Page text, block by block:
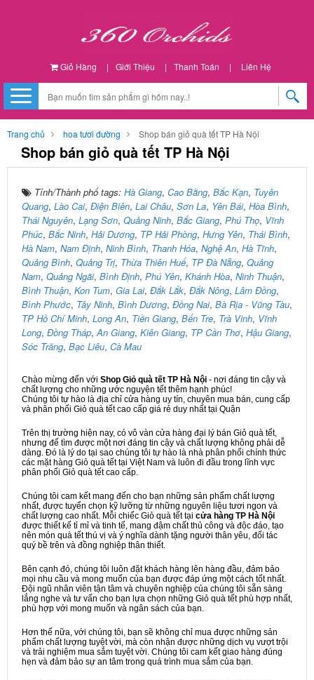
Giỏ Hàng | Giới Thiệu | Thanh Toán | Liên Hệ
Trang chủ hoa tươi đường Shop bán giỏ quà tết TP Hà Nội
Shop bán giỏ quà tết TP Hà Nội
Tỉnh/Thành phố tags: Hà Giang, Cao Bằng, Bắc Kạn, Tuyên
Quang, Lào Cai, Điện Biên, Lai Châu, Sơn La, Yên Bái, Hòa Bình,
Thái Nguyên, Lạng Sơn, Quảng Ninh, Bắc Giang, Phú Thọ, Vĩnh
Phúc, Bắc Ninh, Hải Dương, TP Hải Phòng, Hưng Yên, Thái Bình,
Hà Nam, Nam Định, Ninh Bình, Thanh Hóa, Nghệ An, Hà Tĩnh,
Quảng Bình, Quảng Trị, Thừa Thiên Huế, TP Đà Nẵng, Quảng
Nam, Quảng Ngãi, Bình Định, Phú Yên, Khánh Hòa, Ninh Thuận,
Bình Thuận, Kon Tum, Gia Lai, Đắk Lắk, Đắk Nông, Lâm Đồng,
Bình Phước, Tây Ninh, Bình Dương, Đồng Nai, Bà Rịa - Vũng Tàu,
TP Hồ Chí Minh, Long An, Tiền Giang, Bến Tre, Trà Vinh, Vĩnh
Long, Đồng Tháp,An Giang, Kiên Giang, TP Cần Thơ, Hậu Giang,
Sóc Trăng, Bạc Liêu, Cà Mau
Chào mừng đến với Shop Giỏ quà tết TP Hà Nội - nơi đáng tin cậy và
chất lượng cho những ước nguyện tết thêm hạnh phúc!
Chúng tôi tự hào là địa chỉ cửa hàng uy tín, chuyên mua bán, cung cấp
và phân phối Giỏ quà tết cao cấp giá rẻ duy nhất tại Quận
Trên thị trường hiện nay, có vô vàn cửa hàng đại lý bán Giỏ quà tết,
nhưng để tìm được một nơi đáng tin cậy và chất lượng không phải dễ
dàng. Đó là lý do tại sao chúng tôi tự hào là nhà phân phối chính thức
các mặt hàng Giỏ quà tết tại Việt Nam và luôn đi đầu trong lĩnh vực
phân phối Giỏ quà tết cao cấp.
Chúng tôi cam kết mang đến cho bạn những sản phẩm chất lượng
nhất, được tuyển chọn kỹ lưỡng từ những nguyên liệu tươi ngon và
chất lượng cao nhất. Mỗi chiếc Giỏ quà tết tại cửa hàng TP Hà Nội
được thiết kế tỉ mỉ và tinh tế, mang đậm chất thủ công và độc đáo, tạo
nên món quà tết thú vị và ý nghĩa dành tặng người thân yêu, đối tác
quý bề trên và đồng nghiệp thân thiết.
Bên cạnh đó, chúng tôi luôn đặt khách hàng lên hàng đầu, đảm bảo
mọi nhu cầu và mong muốn của bạn được đáp ứng một cách tốt nhất.
Đội ngũ nhân viên tận tâm và chuyên nghiệp của chúng tôi sẵn sàng
lắng nghe và tư vấn cho bạn lựa chọn những Giỏ quà tết phù hợp nhất,
phù hợp với mong muốn và ngân sách của bạn.
Hơn thế nữa, với chúng tôi, bạn sẽ không chỉ mua được những sản
phẩm chất lượng tuyệt vời, mà còn nhận được những dịch vụ vượt trội
và trải nghiệm mua sắm tuyệt vời. Chúng tôi cam kết giao hàng đúng
hẹn và đảm bảo sự an tâm trong quá trình mua sắm của bạn.